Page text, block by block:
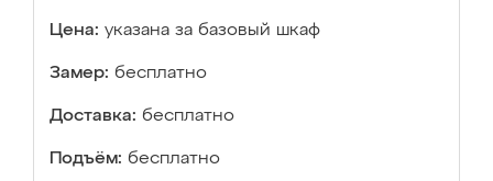
Цена: указана за базовый шкаф
Замер: бесплатно
Доставка: бесплатно
Подъём: бесплатно